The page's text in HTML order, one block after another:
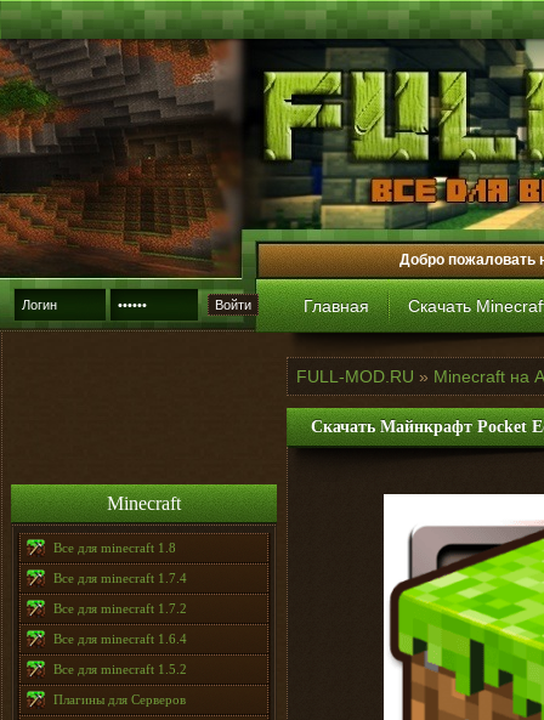
Войти
Добро пожаловать
Главная Скачать
Minecraft
Все для minecraft 1.8
Все для minecraft 1.7.4
Все для minecraft 1.7.2
Все для minecraft 1.6.4
Все для minecraft 1.5.2
Плагины для Серверов
FULL-MOD.RU » Minecraft на
Скачать Майнкрафт Pocket